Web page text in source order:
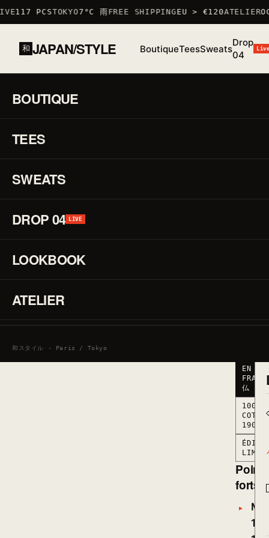
117 PCSTOKYO7°C 雨FREE SHIPPINGEU > €120ATELIER
和 JAPAN/STYLE BoutiqueTeesSweats
Drop
04
BOUTIQUE
TEES
SWEATS
DROP 04 LIVE
LOOKBOOK
ATELIER
和スタイル · Paris / Tokyo
01 / 03
T-
●
EN
仏
100%
COTON
190G/
forts